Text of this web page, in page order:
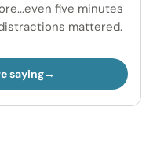
five minutes
mattered.
saying